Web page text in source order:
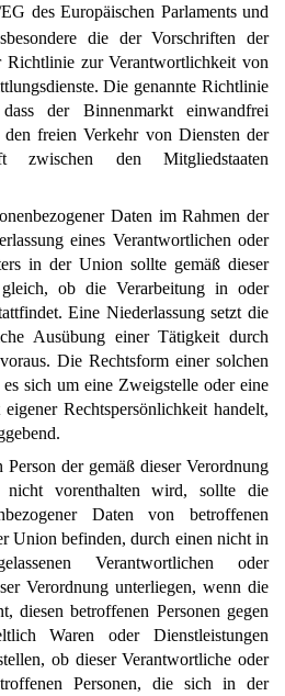
des Europäischen Parlaments und
die der Vorschriften der
zur Verantwortlichkeit von
Die genannte Richtlinie
der Binnenmarkt einwandfrei
freien Verkehr von Diensten der
zwischen den Mitgliedstaaten
Daten im Rahmen der
eines Verantwortlichen oder
in der Union sollte gemäß dieser
ob die Verarbeitung in oder
Eine Niederlassung setzt die
Ausübung einer Tätigkeit durch
Die Rechtsform einer solchen
sich um eine Zweigstelle oder eine
Rechtspersönlichkeit handelt,
der gemäß dieser Verordnung
nicht vorenthalten wird, sollte die
Daten von betroffenen
Union befinden, durch einen nicht in
Verantwortlichen oder
Verordnung unterliegen, wenn die
diesen betroffenen Personen gegen
Waren oder Dienstleistungen
ob dieser Verantwortliche oder
Personen, die sich in der